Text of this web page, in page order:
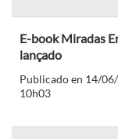
E-book Miradas
lançado
Publicado en 14/
10h03